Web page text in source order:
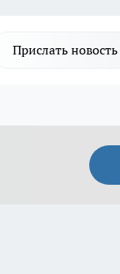
Прислать новость